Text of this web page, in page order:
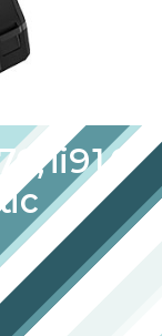
ii910